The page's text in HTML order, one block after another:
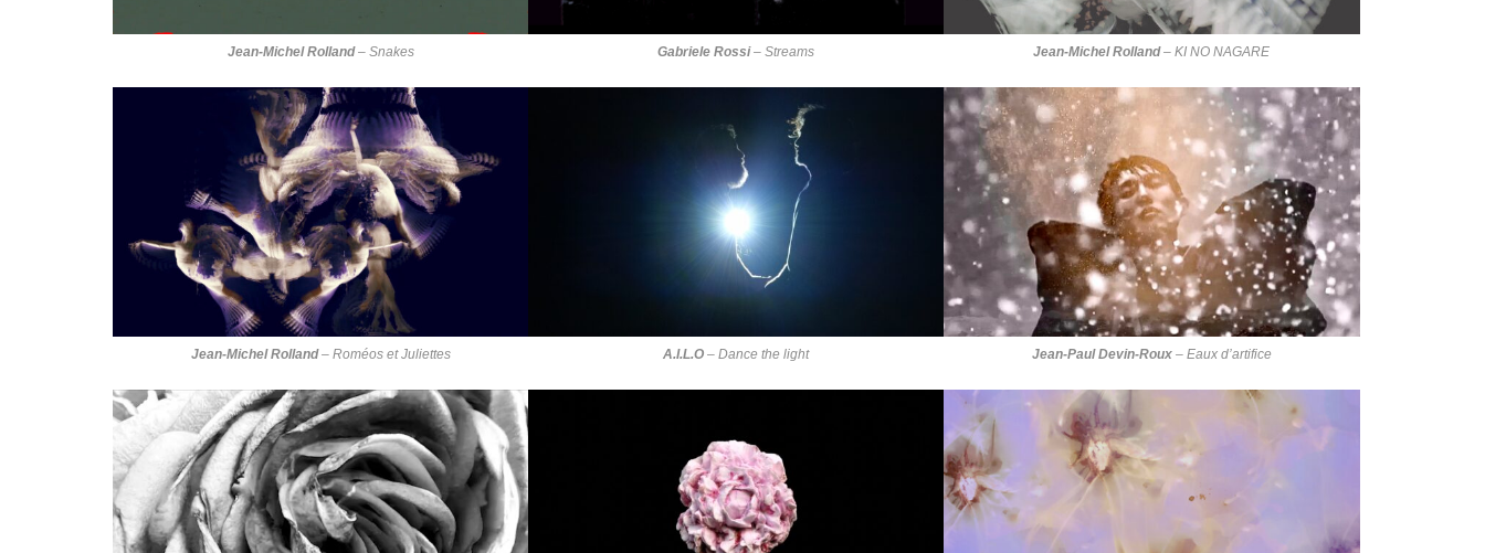
Jean-Michel Rolland– Snakes Gabriele Rossi–Streams Jean-Michel Rolland–KI NO NAGARE
Jean-Michel Rolland– Roméos et Juliettes A.I.L.O –Dance the light Jean-Paul Devin-Roux– Eaux d’artifice